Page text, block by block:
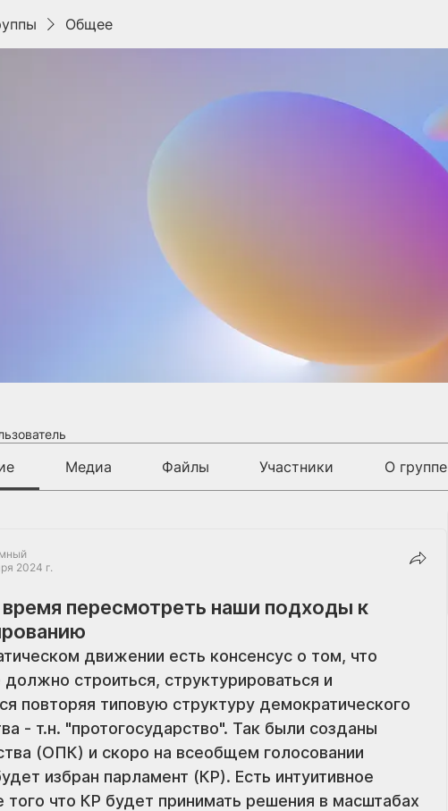
Общее
Медиа Файлы Участники О группе
2024 г.
пересмотреть наши подходы к
движении есть консенсус о том, что
строиться, структурироваться и
повторяя типовую структуру демократического
- т.н. "протогосударство". Так были созданы
(ОПК) и скоро на всеобщем голосовании
избран парламент (КР). Есть интуитивное
того что КР будет принимать решения в масштабах